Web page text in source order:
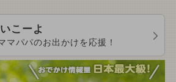
こーよ
マパパのお出かけを応援！